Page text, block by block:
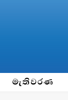
මැතිවරණ